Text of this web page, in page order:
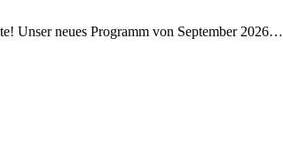
Unser neues Programm von September 2026…